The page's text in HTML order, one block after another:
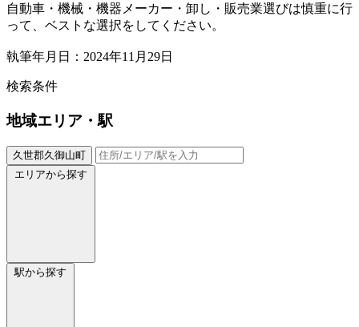
自動車・機械・機器メーカー・卸し・販売業選びは慎重に行
って、ベストな選択をしてください。
執筆年月日：2024年11月29日
検索条件
地域エリア・駅
久世郡久御山町
エリアから探す
駅から探す